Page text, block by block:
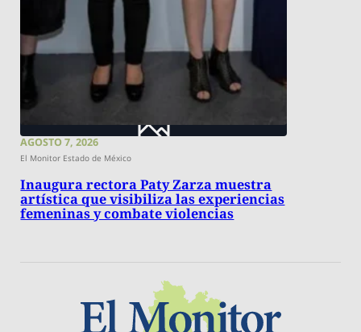
AGOSTO 7, 2026
El Monitor Estado de México
Inaugura rectora Paty Zarza muestra
artística que visibiliza las experiencias
femeninas y combate violencias